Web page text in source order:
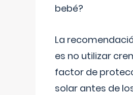
bebé?
La
es no utilizar
factor de
solar antes de